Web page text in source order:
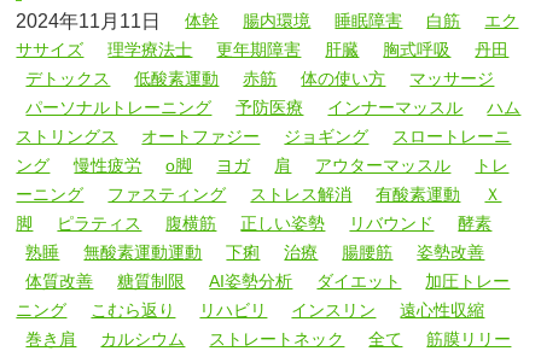
2024年11月11日 体幹 腸内環境 睡眠障害 白筋
エク
ササイズ
理学療法士 更年期障害 肝臓 胸式呼吸
丹田
デトックス
低酸素運動 赤筋 体の使い方
マッサージ
パーソナルトレーニング
予防医療 インナーマッスル
ハム
ストリングス
オートファジー ジョギング
スロートレーニ
ング
慢性疲労 o脚 ヨガ 肩 アウターマッスル
トレ
ーニング
ファスティング ストレス解消 有酸素運動
Ｘ
脚
ピラティス 腹横筋 正しい姿勢 リバウンド
酵素
熟睡
無酸素運動運動 下痢 治療 腸腰筋
姿勢改善
体質改善
糖質制限 AI姿勢分析 ダイエット
加圧トレー
ニング
こむら返り リハビリ インスリン
遠心性収縮
巻き肩
カルシウム ストレートネック 全て
筋膜リリー